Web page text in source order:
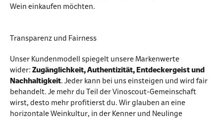
Wein einkaufen möchten.
Transparenz und Fairness
Unser Kundenmodell spiegelt unsere Markenwerte
wider: Zugänglichkeit, Authentizität, Entdeckergeist und
Nachhaltigkeit. Jeder kann bei uns einsteigen und wird fair
behandelt. Je mehr du Teil der Vinoscout-Gemeinschaft
wirst, desto mehr profitierst du. Wir glauben an eine
horizontale Weinkultur, in der Kenner und Neulinge